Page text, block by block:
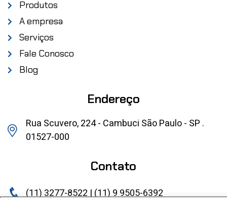
Produtos
A empresa
Serviços
Fale Conosco
Blog
Endereço
Rua Scuvero, 224 - Cambuci São Paulo - SP .
01527-000
Contato
(11) 3277-8522 | (11) 9 9505-6392